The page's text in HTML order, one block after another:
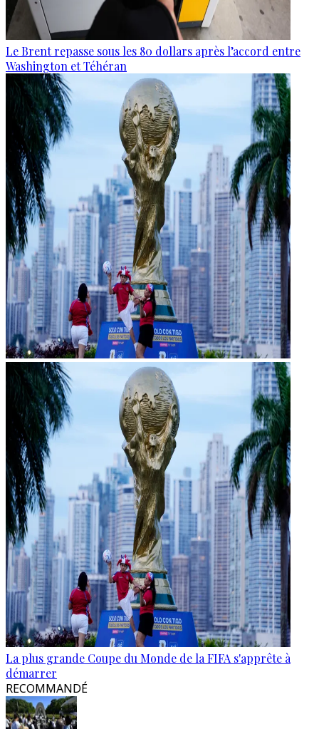
Le Brent repasse sous les 80 dollars après l’accord entre
Washington et Téhéran
La plus grande Coupe du Monde de la FIFA s'apprête à
démarrer
RECOMMANDÉ